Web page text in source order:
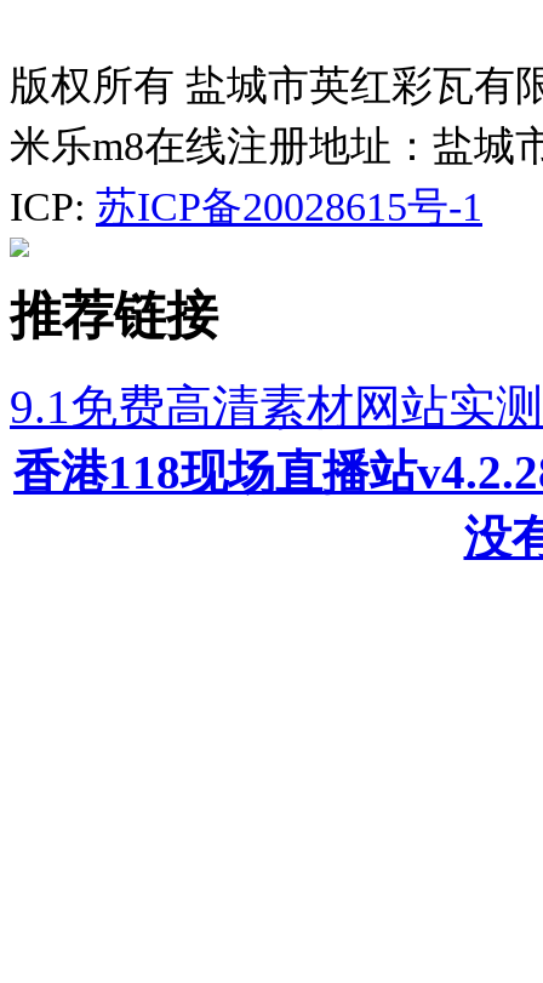
版权所有 盐城市英红彩瓦有
米乐m8在线注册地址：盐城
ICP: 苏ICP备20028615号-1
推荐链接
9.1免费高清素材网站实
香港118现场直播站
没